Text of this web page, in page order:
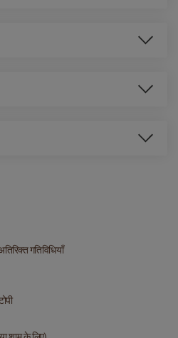
गतिविधियाँ